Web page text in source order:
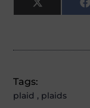
X
(Twitter)
Tags:
plaid , plaids